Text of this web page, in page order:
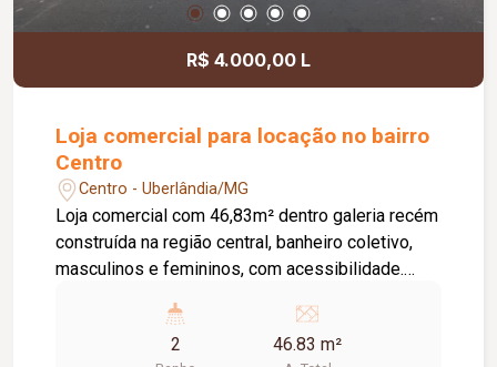
R$ 4.000,00 L
Loja comercial para locação no bairro
Centro
Centro - Uberlândia/MG
Loja comercial com 46,83m² dentro galeria recém
construída na região central, banheiro coletivo,
masculinos e femininos, com acessibilidade.
espaçosas, corredores largos, praça de
alimentação, WI-FI, zelador e sistema de
2 46.83 m²